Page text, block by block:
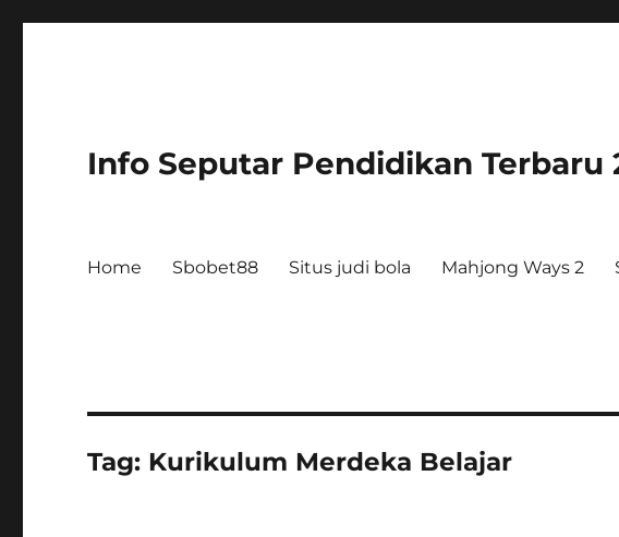
Info Seputar Pendidikan Terbaru
Home Sbobet88 Situs judi bola Mahjong Ways 2
Tag: Kurikulum Merdeka Belajar